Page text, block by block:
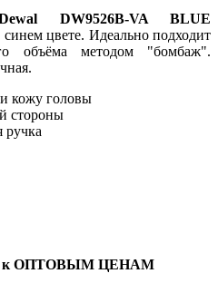
DW9526B-VA BLUE
цвете. Идеально подходит
объёма методом "бомбаж".
кожу головы
стороны
ручка
к ОПТОВЫМ ЦЕНАМ